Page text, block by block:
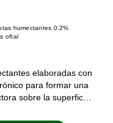
humectantes 0.2%
oftal
elaboradas con
para formar una
sobre la superfic…